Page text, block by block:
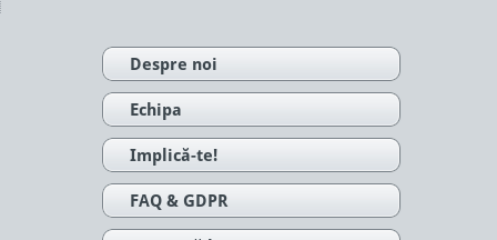
Despre noi
Echipa
Implică-te!
FAQ & GDPR